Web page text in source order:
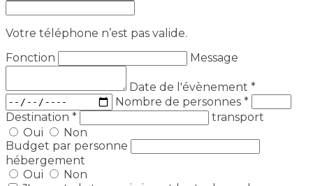
Votre téléphone n’est pas valide.
Fonction
Message
Date de l'évènement *
Nombre de personnes *
Destination *
transport
Oui
Non
Budget par personne
hébergement
Oui
Non